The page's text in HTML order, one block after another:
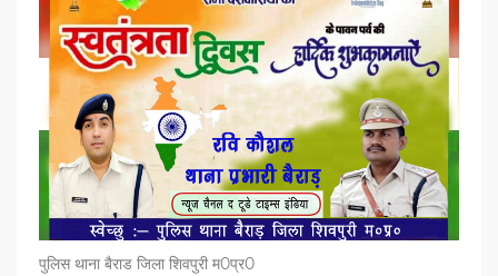
पुलिस थाना बैराड जिला शिवपुरी म0प्र0